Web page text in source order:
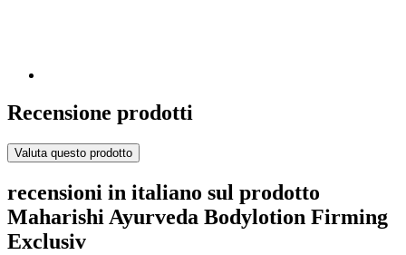
Recensione prodotti
Valuta questo prodotto
recensioni in italiano sul prodotto
Maharishi Ayurveda Bodylotion Firming
Exclusiv